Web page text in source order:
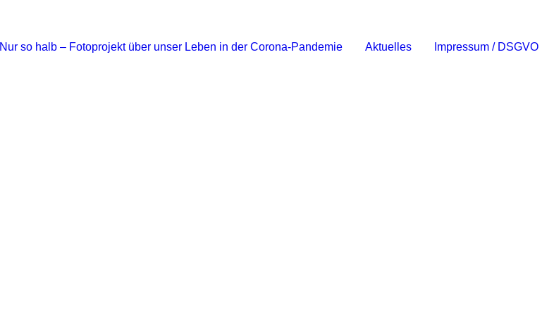
Nur so halb – Fotoprojekt über unser Leben in der Corona-Pandemie Aktuelles Impressum / DSGVO